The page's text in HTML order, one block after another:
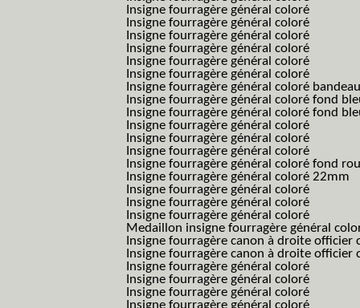
Insigne fourragère général coloré
Insigne fourragère général coloré
Insigne fourragère général coloré
Insigne fourragère général coloré
Insigne fourragère général coloré
Insigne fourragère général coloré
Insigne fourragère général coloré
Insigne fourragère général coloré fond
Insigne fourragère général coloré fond
Insigne fourragère général coloré
Insigne fourragère général coloré
Insigne fourragère général coloré
Insigne fourragère général coloré fond
Insigne fourragère général coloré 22mm
Insigne fourragère général coloré
Insigne fourragère général coloré
Insigne fourragère général coloré
Medaillon insigne fourragère général
Insigne fourragère canon à droite
Insigne fourragère canon à droite
Insigne fourragère général coloré
Insigne fourragère général coloré
Insigne fourragère général coloré
Insigne fourragère général coloré